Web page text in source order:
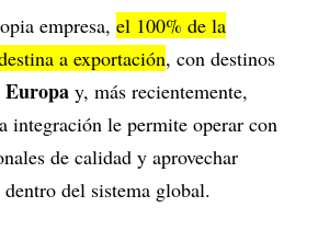
empresa, el 100% de la
a exportación, con destinos
Europa y, más recientemente,
integración le permite operar con
de calidad y aprovechar
del sistema global.